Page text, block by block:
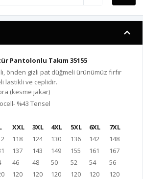
Pantolonlu Takım 35155
önden gizli pat düğmeli ürünümüz fırfır
lastikli ve ceplidir.
(kesme jakar)
%43 Tensel
XXL 3XL 4XL 5XL 6XL
7XL
118 124 130 136 142
148
137 143 149 155 161
167
46 48 50 52 54
56
120 120 120 120 120
120